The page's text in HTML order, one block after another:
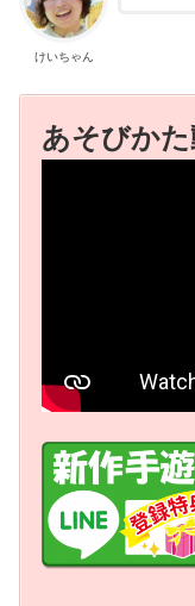
けいちゃん
あそびか